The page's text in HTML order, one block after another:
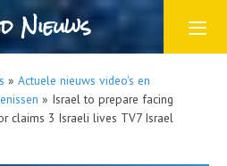
Nieuws
» Actuele nieuws video's en
» Israel to prepare facing
claims 3 Israeli lives TV7 Israel